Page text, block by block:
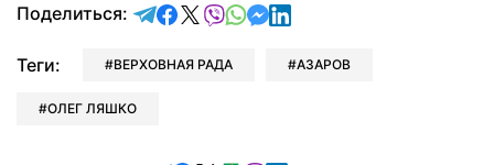
Поделиться: отправить в Telegram
поделиться в Facebook
поделиться в X
отправить в Viber
отправить в Whatsapp
отправить в Messenger
отправить в LinkedIn
Теги: ВЕРХОВНАЯ РАДА АЗАРОВ
ОЛЕГ ЛЯШКО